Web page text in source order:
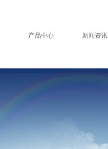
产品中心 新闻资讯